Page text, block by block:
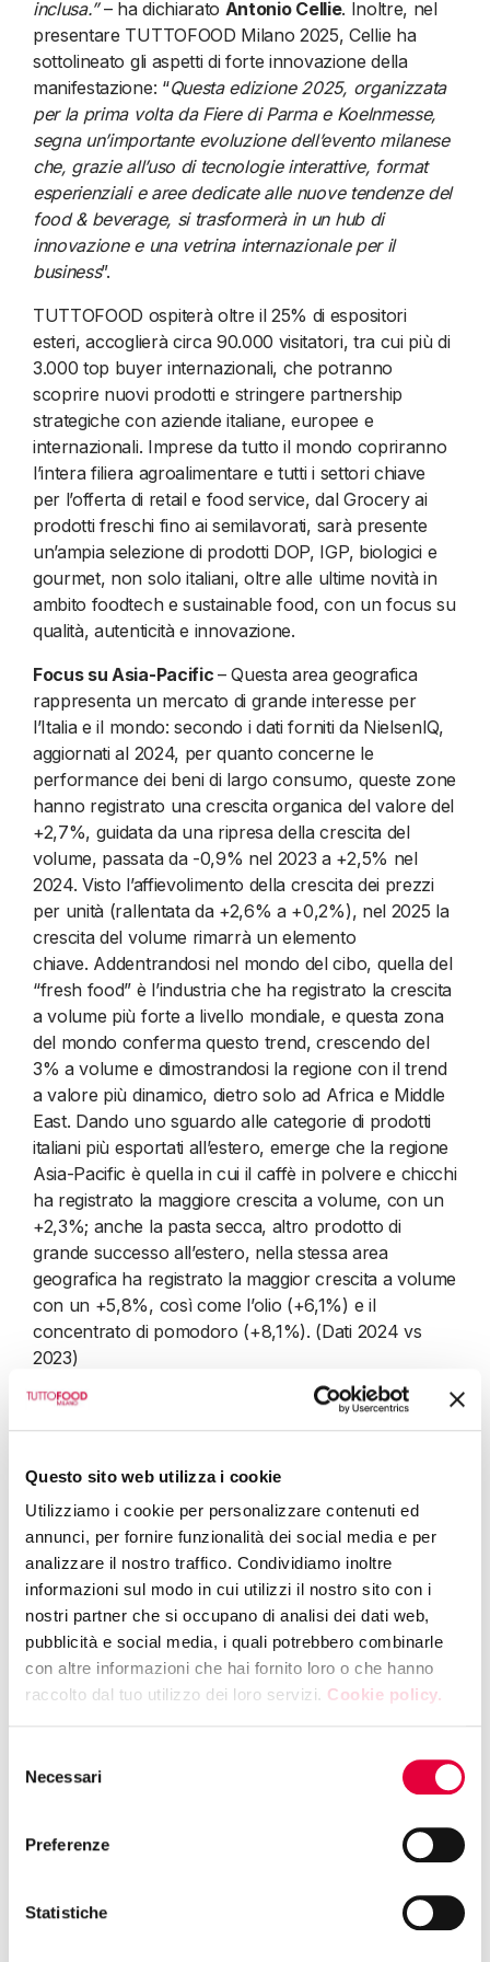
Questo sito web utilizza i cookie
Utilizziamo i cookie per personalizzare contenuti ed
annunci, per fornire funzionalità dei social media e per
analizzare il nostro traffico. Condividiamo inoltre
informazioni sul modo in cui utilizzi il nostro sito con i
nostri partner che si occupano di analisi dei dati web,
pubblicità e social media, i quali potrebbero combinarle
con altre informazioni che hai fornito loro o che hanno
raccolto dal tuo utilizzo dei loro servizi. Cookie policy.
delNecessari
Preferenze
Statistiche
inclusa.”– ha dichiarato Antonio Cellie. Inoltre, nel
presentare TUTTOFOOD Milano 2025, Cellie ha
sottolineato gli aspetti di forte innovazione della
manifestazione: “Questa edizione 2025, organizzata
per la prima volta da Fiere di Parma e Koelnmesse,
segna un’importante evoluzione dell’evento milanese
che, grazie all’uso di tecnologie interattive, format
esperienziali e aree dedicate alle nuove tendenze del
food & beverage, si trasformerà in un hub di
innovazione e una vetrina internazionale per il
business”.
TUTTOFOOD ospiterà oltre il 25% di espositori
esteri, accoglierà circa 90.000 visitatori, tra cui più di
3.000 top buyer internazionali, che potranno
scoprire nuovi prodotti e stringere partnership
strategiche con aziende italiane, europee e
internazionali. Imprese da tutto il mondo copriranno
l’intera filiera agroalimentare e tutti i settori chiave
per l’offerta di retail e food service, dal Grocery ai
prodotti freschi fino ai semilavorati, sarà presente
un’ampia selezione di prodotti DOP, IGP, biologici e
gourmet, non solo italiani, oltre alle ultime novità in
ambito foodtech e sustainable food, con un focus su
qualità, autenticità e innovazione.
Focus su Asia-Pacific – Questa area geografica
rappresenta un mercato di grande interesse per
l’Italia e il mondo: secondo i dati forniti da NielsenIQ,
aggiornati al 2024, per quanto concerne le
performance dei beni di largo consumo, queste zone
hanno registrato una crescita organica del valore del
+2,7%, guidata da una ripresa della crescita del
volume, passata da -0,9% nel 2023 a +2,5% nel
2024. Visto l’affievolimento della crescita dei prezzi
per unità (rallentata da +2,6% a +0,2%), nel 2025 la
crescita del volume rimarrà un elemento
chiave. Addentrandosi nel mondo del cibo, quella del
“fresh food” è l’industria che ha registrato la crescita
a volume più forte a livello mondiale, e questa zona
del mondo conferma questo trend, crescendo del
3% a volume e dimostrandosi la regione con il trend
a valore più dinamico, dietro solo ad Africa e Middle
East. Dando uno sguardo alle categorie di prodotti
italiani più esportati all’estero, emerge che la regione
Asia-Pacific è quella in cui il caffè in polvere e chicchi
ha registrato la maggiore crescita a volume, con un
+2,3%; anche la pasta secca, altro prodotto di
grande successo all’estero, nella stessa area
geografica ha registrato la maggior crescita a volume
con un +5,8%, così come l’olio (+6,1%) e il
concentrato di pomodoro (+8,1%). (Dati 2024 vs
2023)
“Questi numeri sono giustificati da una serie di fattori
che contribuiscono all’evoluzione dei canali di
modernizzazione del commercio tradizionale, grazie
alla digitalizzazione e al miglioramento delle
infrastrutture”, ha dichiaratoBeatrice Bonizzoni,
Business Development Global Snapshot di
NielsenIQ. “Fattori determinanti sono stati anche la
crescita, in numero e importanza, dei negozi di
piccole dimensioni, le strategie di up-trading e down-
trading* nei super e ipermercati, oltre che il forte
sviluppo dell’e-commerce avanzato come il quick
LaTUTTOFOOD Week (3-8 maggio)
– Un’altra
ufficiale della fiera, che trasformerà Milano in un
palcoscenico dedicato alla cultura del cibo, con
esclusivi con chef e brand internazionali. Per gli